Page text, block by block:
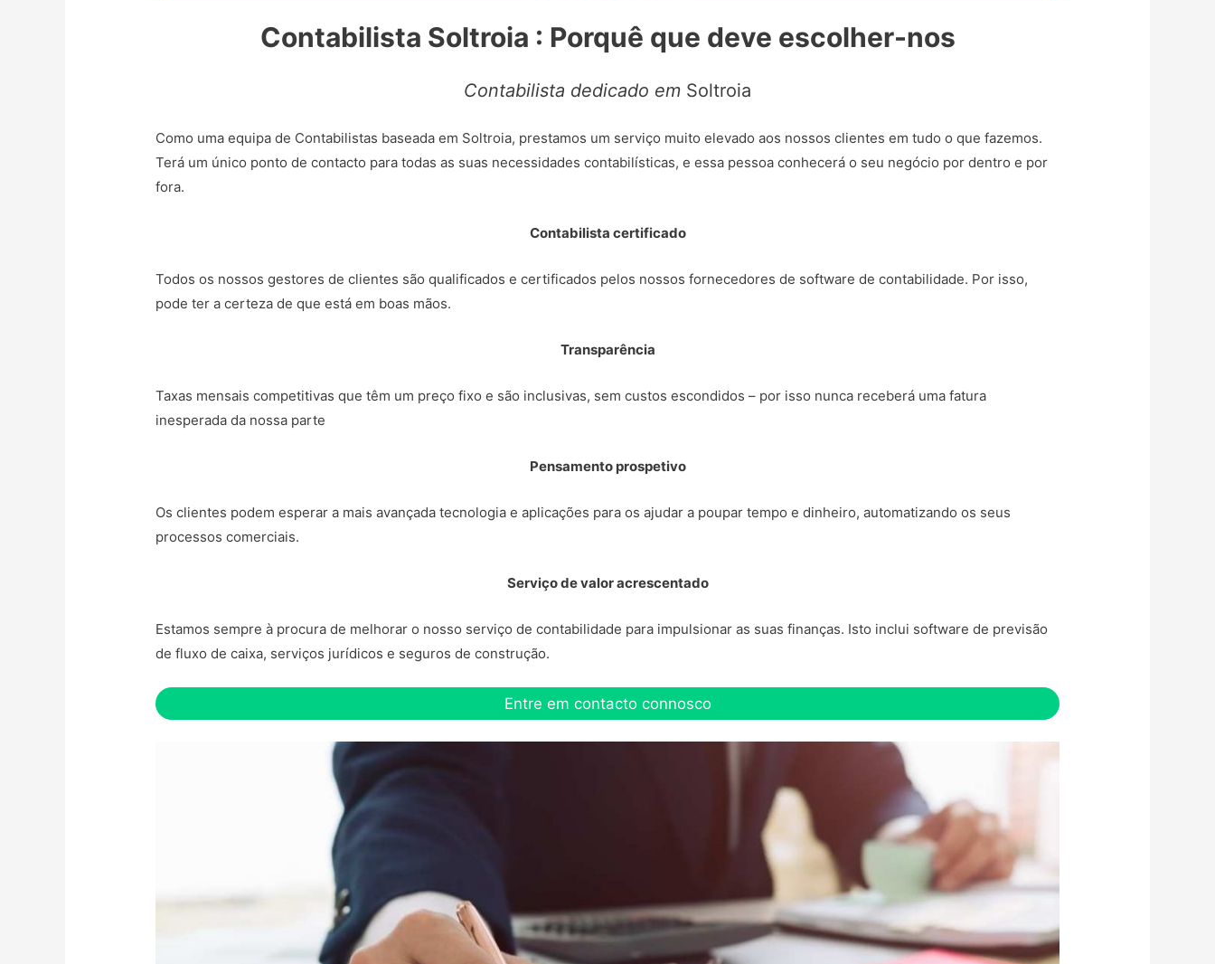
Contabilista Soltroia : Porquê que deve escolher-nos
Contabilista dedicado em Soltroia
Como uma equipa de Contabilistas baseada em Soltroia, prestamos um serviço muito elevado aos nossos clientes em tudo o que fazemos.
Terá um único ponto de contacto para todas as suas necessidades contabilísticas, e essa pessoa conhecerá o seu negócio por dentro e por
fora.
Contabilista certificado
Todos os nossos gestores de clientes são qualificados e certificados pelos nossos fornecedores de software de contabilidade. Por isso,
pode ter a certeza de que está em boas mãos.
Transparência
Taxas mensais competitivas que têm um preço fixo e são inclusivas, sem custos escondidos – por isso nunca receberá uma fatura
inesperada da nossa parte
Pensamento prospetivo
Os clientes podem esperar a mais avançada tecnologia e aplicações para os ajudar a poupar tempo e dinheiro, automatizando os seus
processos comerciais.
Serviço de valor acrescentado
Estamos sempre à procura de melhorar o nosso serviço de contabilidade para impulsionar as suas finanças. Isto inclui software de previsão
de fluxo de caixa, serviços jurídicos e seguros de construção.
Entre em contacto connosco